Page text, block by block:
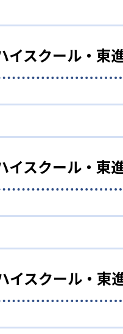
ルでは、全ての授業を映
することで、1年分の授
得する内容となってお
学習管理システム
ルには、合格までの道の
AI演習で志望校対
イスクール・東
磋琢磨しながら受
合う機会があることで、
ハイスクールでは、「向
イスクール・東
トがある？
は確認テスト、講座終了
イスクール・東
ール・東進衛星予